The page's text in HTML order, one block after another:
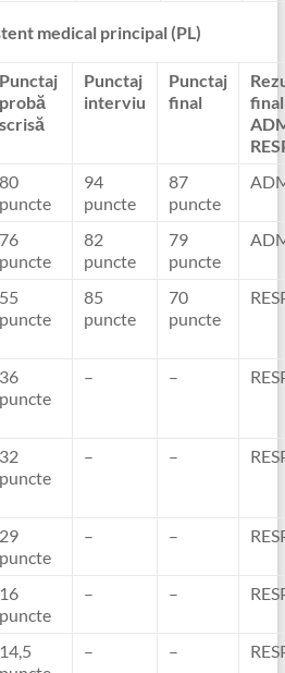
medical principal (PL)
Punctaj
probă
scrisă
Punctaj
interviu
Punctaj
final
final
80
puncte
94
puncte
87
puncte
76
puncte
82
puncte
79
puncte
55
puncte
85
puncte
70
puncte
36
puncte
– –
32
puncte
– –
29
puncte
– –
16
puncte
– –
14,5
– –